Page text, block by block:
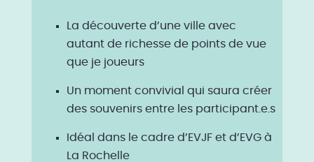
La découverte d’une ville avec
autant de richesse de points de vue
que je joueurs
Un moment convivial qui saura créer
des souvenirs entre les participant.e.s
Idéal dans le cadre d’EVJF et d’EVG à
La Rochelle